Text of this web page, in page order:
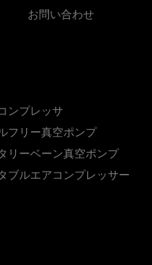
お問い合わせ
ンプレッサ
フリー真空ポンプ
リーベーン真空ポンプ
ブルエアコンプレッサー